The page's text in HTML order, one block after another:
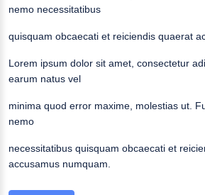
nemo necessitatibus
quisquam obcaecati et reiciendis quaerat
Lorem ipsum dolor sit amet, consectetur
earum natus vel
minima quod error maxime, molestias ut.
nemo
necessitatibus quisquam obcaecati et
accusamus numquam.